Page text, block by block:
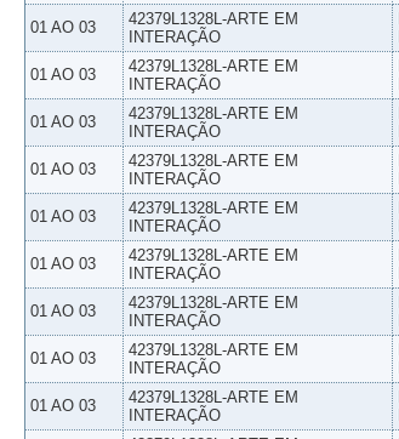
01 AO 03
42379L1328L-ARTE EM
INTERAÇÃO
01 AO 03
42379L1328L-ARTE EM
INTERAÇÃO
01 AO 03
42379L1328L-ARTE EM
INTERAÇÃO
01 AO 03
42379L1328L-ARTE EM
INTERAÇÃO
01 AO 03
42379L1328L-ARTE EM
INTERAÇÃO
01 AO 03
42379L1328L-ARTE EM
INTERAÇÃO
01 AO 03
42379L1328L-ARTE EM
INTERAÇÃO
01 AO 03
42379L1328L-ARTE EM
INTERAÇÃO
01 AO 03
42379L1328L-ARTE EM
INTERAÇÃO